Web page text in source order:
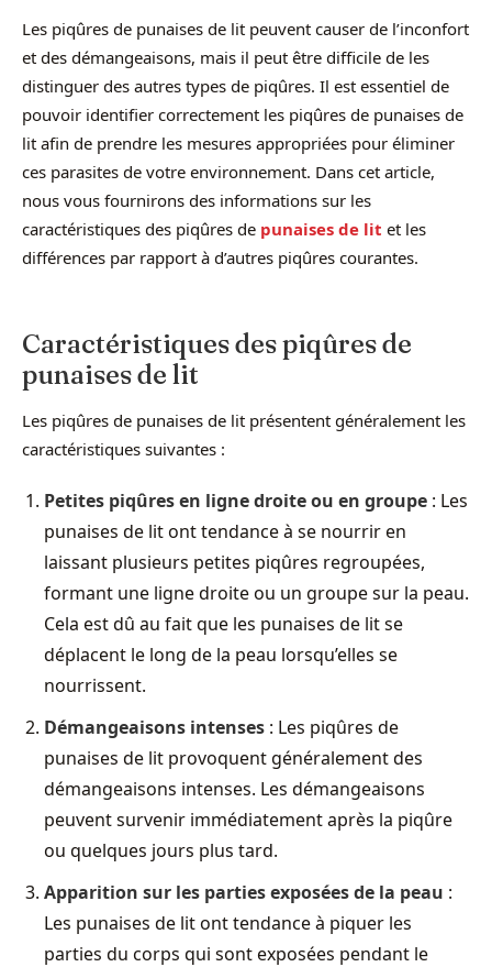
Les piqûres de punaises de lit peuvent causer de l’inconfort
et des démangeaisons, mais il peut être difficile de les
distinguer des autres types de piqûres. Il est essentiel de
pouvoir identifier correctement les piqûres de punaises de
lit afin de prendre les mesures appropriées pour éliminer
ces parasites de votre environnement. Dans cet article,
nous vous fournirons des informations sur les
caractéristiques des piqûres de punaises de lit et les
différences par rapport à d’autres piqûres courantes.
Caractéristiques des piqûres de
punaises de lit
Les piqûres de punaises de lit présentent généralement les
caractéristiques suivantes :
Petites piqûres en ligne droite ou en groupe : Les
punaises de lit ont tendance à se nourrir en
laissant plusieurs petites piqûres regroupées,
formant une ligne droite ou un groupe sur la peau.
Cela est dû au fait que les punaises de lit se
déplacent le long de la peau lorsqu’elles se
nourrissent.
Démangeaisons intenses : Les piqûres de
punaises de lit provoquent généralement des
démangeaisons intenses. Les démangeaisons
peuvent survenir immédiatement après la piqûre
ou quelques jours plus tard.
Apparition sur les parties exposées de la peau :
Les punaises de lit ont tendance à piquer les
parties du corps qui sont exposées pendant le